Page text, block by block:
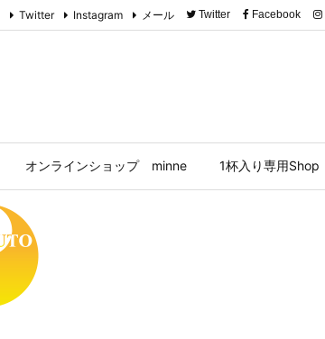
オンラインショップ minne 1杯入り専用Shop
Twitter Instagram メール Twitter Facebook